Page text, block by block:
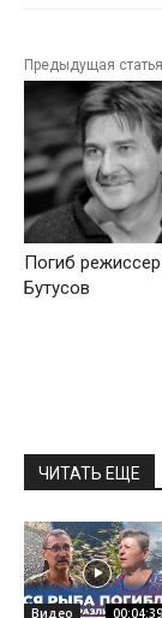
Предыдущая статья
Погиб
Бутусов
ЧИТАТЬ ЕЩЕ
Видео 00:04:39